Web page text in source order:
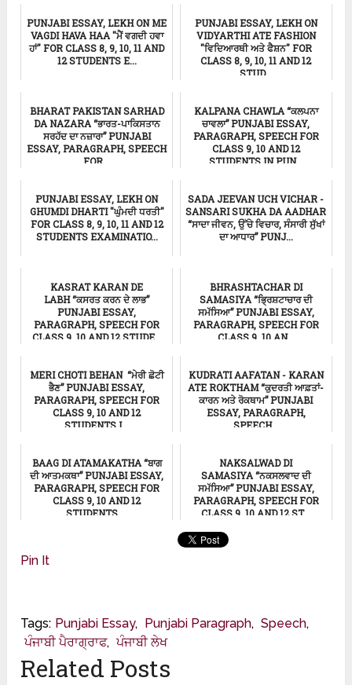
PUNJABI ESSAY, LEKH ON ME
VAGDI HAVA HAA "ਮੈਂ ਵਗਦੀ ਹਵਾ
ਹਾਂ" FOR CLASS 8, 9, 10, 11 AND
12 STUDENTS E...
PUNJABI ESSAY, LEKH ON
VIDYARTHI ATE FASHION
"ਵਿਦਿਆਰਥੀ ਅਤੇ ਫੈਸ਼ਨ" FOR
CLASS 8, 9, 10, 11 AND 12
STUD...
BHARAT PAKISTAN SARHAD
DA NAZARA “ਭਾਰਤ-ਪਾਕਿਸਤਾਨ
ਸਰਹੱਦ ਦਾ ਨਜ਼ਾਰਾ” PUNJABI
ESSAY, PARAGRAPH, SPEECH
FOR...
KALPANA CHAWLA “ਕਲਪਨਾ
ਚਾਵਲਾ” PUNJABI ESSAY,
PARAGRAPH, SPEECH FOR
CLASS 9, 10 AND 12
STUDENTS IN PUN...
PUNJABI ESSAY, LEKH ON
GHUMDI DHARTI "ਘੁੰਮਦੀ ਧਰਤੀ"
FOR CLASS 8, 9, 10, 11 AND 12
STUDENTS EXAMINATIO...
SADA JEEVAN UCH VICHAR -
SANSARI SUKHA DA AADHAR
“ਸਾਦਾ ਜੀਵਨ, ਉੱਚੇ ਵਿਚਾਰ, ਸੰਸਾਰੀ ਸੁੱਖਾਂ
ਦਾ ਆਧਾਰ” PUNJ...
KASRAT KARAN DE
LABH “ਕਸਰਤ ਕਰਨ ਦੇ ਲਾਭ”
PUNJABI ESSAY,
PARAGRAPH, SPEECH FOR
CLASS 9, 10 AND 12 STUDE...
BHRASHTACHAR DI
SAMASIYA “ਭ੍ਰਿਸ਼ਟਾਚਾਰ ਦੀ
ਸਮੱਸਿਆ” PUNJABI ESSAY,
PARAGRAPH, SPEECH FOR
CLASS 9, 10 AN...
MERI CHOTI BEHAN “ਮੇਰੀ ਛੋਟੀ
ਭੈਣ” PUNJABI ESSAY,
PARAGRAPH, SPEECH FOR
CLASS 9, 10 AND 12
STUDENTS I...
KUDRATI AAFATAN - KARAN
ATE ROKTHAM “ਕੁਦਰਤੀ ਆਫ਼ਤਾਂ-
ਕਾਰਨ ਅਤੇ ਰੋਕਥਾਮ” PUNJABI
ESSAY, PARAGRAPH,
SPEECH...
BAAG DI ATAMAKATHA “ਬਾਗ
ਦੀ ਆਤਮਕਥਾ” PUNJABI ESSAY,
PARAGRAPH, SPEECH FOR
CLASS 9, 10 AND 12
STUDENTS ...
NAKSALWAD DI
SAMASIYA “ਨਕਸਲਵਾਦ ਦੀ
ਸਮੱਸਿਆ” PUNJABI ESSAY,
PARAGRAPH, SPEECH FOR
CLASS 9, 10 AND 12 ST...
Pin It
Tags: Punjabi Essay, Punjabi Paragraph, Speech,
ਪੰਜਾਬੀ ਪੈਰਾਗ੍ਰਾਫ, ਪੰਜਾਬੀ ਲੇਖ
Related Posts